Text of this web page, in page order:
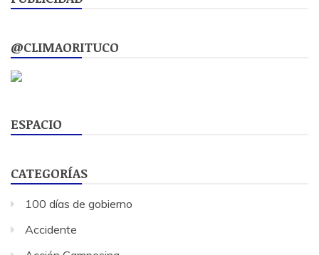
@CLIMAORITUCO
ESPACIO
CATEGORÍAS
100 días de gobierno
Accidente